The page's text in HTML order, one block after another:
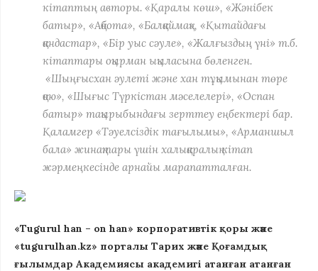
кітаптың авторы. «Қаралы көш», «Жәнібек
батыр», «Ақбота», «Балқаймақ», «Қытайдағы
қандастар», «Бір уыс сәуле», «Жалғыздың үні» т.б.
кітаптары оқырман ықыласына бөленген.
«Шыңғысхан әулеті және хан тұқымынан төре
қою», «Шығыс Түркістан мәселелері», «Оспан
батыр» тақырыбындағы зерттеу еңбектері бар.
Қаламгер «Тәуелсіздік тағылымы», «Арманшыл
бала» жинақтары үшін халықаралық кітап
жәрмеңкесінде арнайы марапатталған.
«Tugurul han – on han» корпоративтік қоры және
«tugurulhan.kz» порталы Тарих және Қоғамдық
ғылымдар Академиясы академигі атанған атанған